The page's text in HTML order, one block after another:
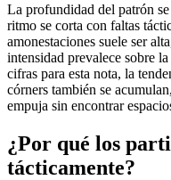
La profundidad del patrón
ritmo se corta con faltas
amonestaciones suele ser
intensidad prevalece sobre
cifras para esta nota, la
córners también se
empuja sin encontrar
¿Por qué los
tácticamente?